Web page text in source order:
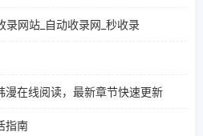
录网站_自动收录网_秒收录
漫在线阅读，最新章节快速更新
指南